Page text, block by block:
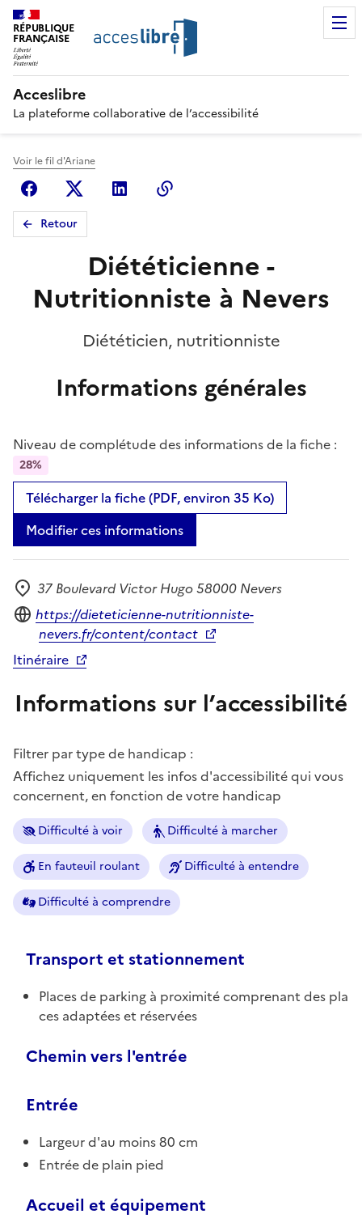
RÉPUBLIQUE
FRANÇAISE
Acceslibre
La plateforme collaborative de l’accessibilité
Voir le fil d'Ariane
FacebookX (anciennement Twitter)
Linkedin
Retour
Diététicienne -
Nutritionniste à Nevers
Diététicien, nutritionniste
Informations générales
Niveau de complétude des informations de la fiche :
28%
Télécharger la fiche (PDF, environ 35 Ko)
Modifier ces informations
Adresse
37 Boulevard Victor Hugo 58000 Nevers
Site internet
https://dieteticienne-nutritionniste-
nevers.fr/content/contact
Itinéraire
Informations sur l’accessibilité
Filtrer par type de handicap :
Affichez uniquement les infos d'accessibilité qui vous
concernent, en fonction de votre handicap
Difficulté à voir Difficulté à marcher
En fauteuil roulant Difficulté à entendre
Difficulté à comprendre
Transport et stationnement
Places de parking à proximité comprenant des pla
ces adaptées et réservées
Chemin vers l'entrée
Entrée
Largeur d'au moins 80 cm
Entrée de plain pied
Accueil et équipement